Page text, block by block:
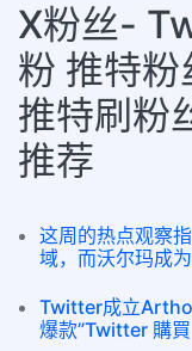
X粉丝-
粉 推特
推特刷粉
推荐
这周的热点观察
域，而沃尔玛成
Twitter成立
爆款”Twitter 購買